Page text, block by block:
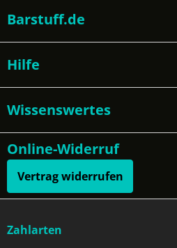
Barstuff.de
Hilfe
Wissenswertes
Online-Widerruf
Vertrag widerrufen
Zahlarten